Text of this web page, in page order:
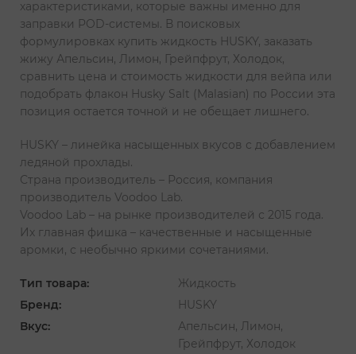
характеристиками, которые важны именно для
заправки POD-системы. В поисковых
формулировках купить жидкость HUSKY, заказать
жижу Апельсин, Лимон, Грейпфрут, Холодок,
сравнить цена и стоимость жидкости для вейпа или
подобрать флакон Husky Salt (Malasian) по России эта
позиция остается точной и не обещает лишнего.
HUSKY – линейка насыщенных вкусов с добавлением
ледяной прохлады.
Страна производитель – Россия, компания
производитель Voodoo Lab.
Voodoo Lab – на рынке производителей с 2015 года.
Их главная фишка – качественные и насыщенные
аромки, с необычно яркими сочетаниями.
Тип товара:
Жидкость
Бренд:
HUSKY
Вкус:
Апельсин, Лимон,
Грейпфрут, Холодок